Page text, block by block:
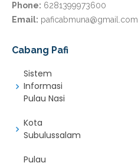
Phone: 6281399973600
Email: paficabmuna@gmail.com
Cabang Pafi
Sistem
Informasi
Pulau Nasi
Kota
Subulussalam
Pulau